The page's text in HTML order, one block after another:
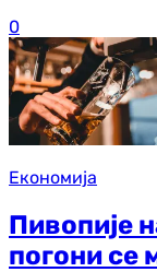
0
Економија
Пивопије
погони се